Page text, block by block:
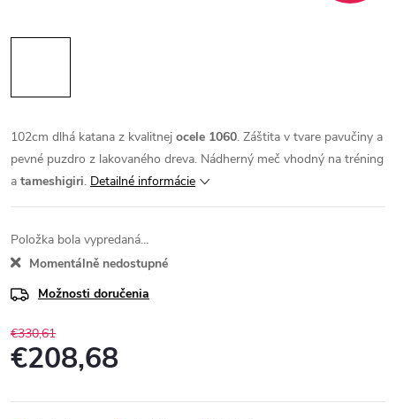
102cm dlhá katana z kvalitnej ocele 1060. Záštita v tvare pavučiny a
pevné puzdro z lakovaného dreva. Nádherný meč vhodný na tréning
a tameshigiri. Detailné informácie
Položka bola vypredaná…
Momentálně nedostupné
Možnosti doručenia
€330,61
€208,68
cena: